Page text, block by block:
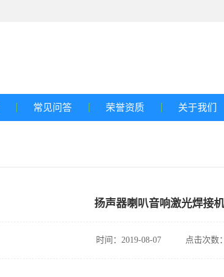
常见问答 荣誉资质 关于我们
扬声器喇叭音响激光焊接
时间：2019-08-07 点击次数